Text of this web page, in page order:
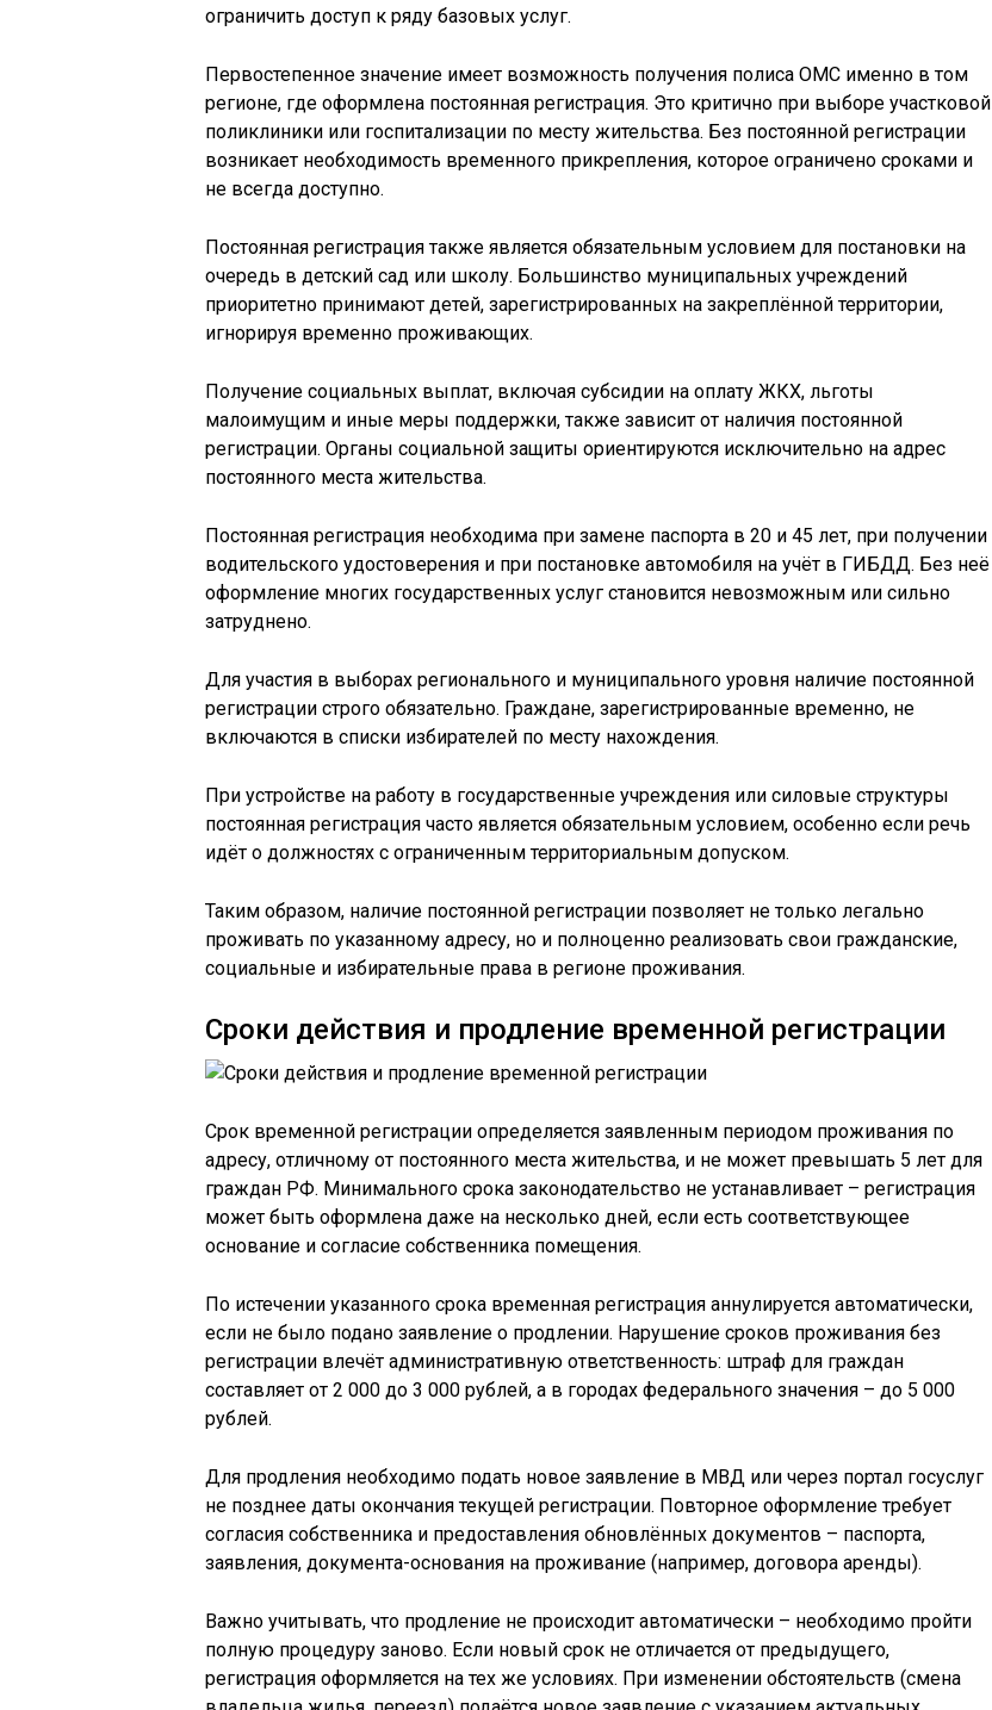
ограничить доступ к ряду базовых услуг.
Первостепенное значение имеет возможность получения полиса ОМС именно в том
регионе, где оформлена постоянная регистрация. Это критично при выборе участковой
поликлиники или госпитализации по месту жительства. Без постоянной регистрации
возникает необходимость временного прикрепления, которое ограничено сроками и
не всегда доступно.
Постоянная регистрация также является обязательным условием для постановки на
очередь в детский сад или школу. Большинство муниципальных учреждений
приоритетно принимают детей, зарегистрированных на закреплённой территории,
игнорируя временно проживающих.
Получение социальных выплат, включая субсидии на оплату ЖКХ, льготы
малоимущим и иные меры поддержки, также зависит от наличия постоянной
регистрации. Органы социальной защиты ориентируются исключительно на адрес
постоянного места жительства.
Постоянная регистрация необходима при замене паспорта в 20 и 45 лет, при получении
водительского удостоверения и при постановке автомобиля на учёт в ГИБДД. Без неё
оформление многих государственных услуг становится невозможным или сильно
затруднено.
Для участия в выборах регионального и муниципального уровня наличие постоянной
регистрации строго обязательно. Граждане, зарегистрированные временно, не
включаются в списки избирателей по месту нахождения.
При устройстве на работу в государственные учреждения или силовые структуры
постоянная регистрация часто является обязательным условием, особенно если речь
идёт о должностях с ограниченным территориальным допуском.
Таким образом, наличие постоянной регистрации позволяет не только легально
проживать по указанному адресу, но и полноценно реализовать свои гражданские,
социальные и избирательные права в регионе проживания.
Сроки действия и продление временной регистрации
Срок временной регистрации определяется заявленным периодом проживания по
адресу, отличному от постоянного места жительства, и не может превышать 5 лет для
граждан РФ. Минимального срока законодательство не устанавливает – регистрация
может быть оформлена даже на несколько дней, если есть соответствующее
основание и согласие собственника помещения.
По истечении указанного срока временная регистрация аннулируется автоматически,
если не было подано заявление о продлении. Нарушение сроков проживания без
регистрации влечёт административную ответственность: штраф для граждан
составляет от 2 000 до 3 000 рублей, а в городах федерального значения – до 5 000
рублей.
Для продления необходимо подать новое заявление в МВД или через портал госуслуг
не позднее даты окончания текущей регистрации. Повторное оформление требует
согласия собственника и предоставления обновлённых документов – паспорта,
заявления, документа-основания на проживание (например, договора аренды).
Важно учитывать, что продление не происходит автоматически – необходимо пройти
полную процедуру заново. Если новый срок не отличается от предыдущего,
регистрация оформляется на тех же условиях. При изменении обстоятельств (смена